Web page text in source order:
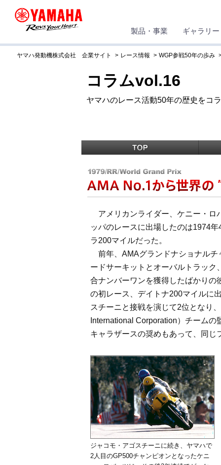
製品・事業 ギャラリー
ヤマハ発動機株式会社 企業サイト レース情報 WGP参戦50年の歩み
コラムvol.16
ヤマハのレース活動50年の歴史をコ
アメリカンライダー、ケニー・ロ
ッパのレースに出場したのは1974
ラ200マイルだった。
前年、AMAグランドナショナルチ
ードサーキットとオーバルトラック
合ナンバーワンを獲得したばかりの
の初レース、デイトナ200マイルに
スチーニと接戦を演じて2位となり
International Corporation）チームの
キャラザースの奨めもあって、同
ジャコモ・アゴスチーニに続き、ヤマハで
2人目のGP500チャンピオンとなったケニ